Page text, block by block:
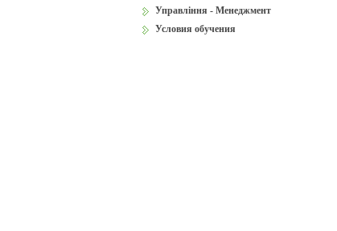
Управління - Менеджмент
Условия обучения